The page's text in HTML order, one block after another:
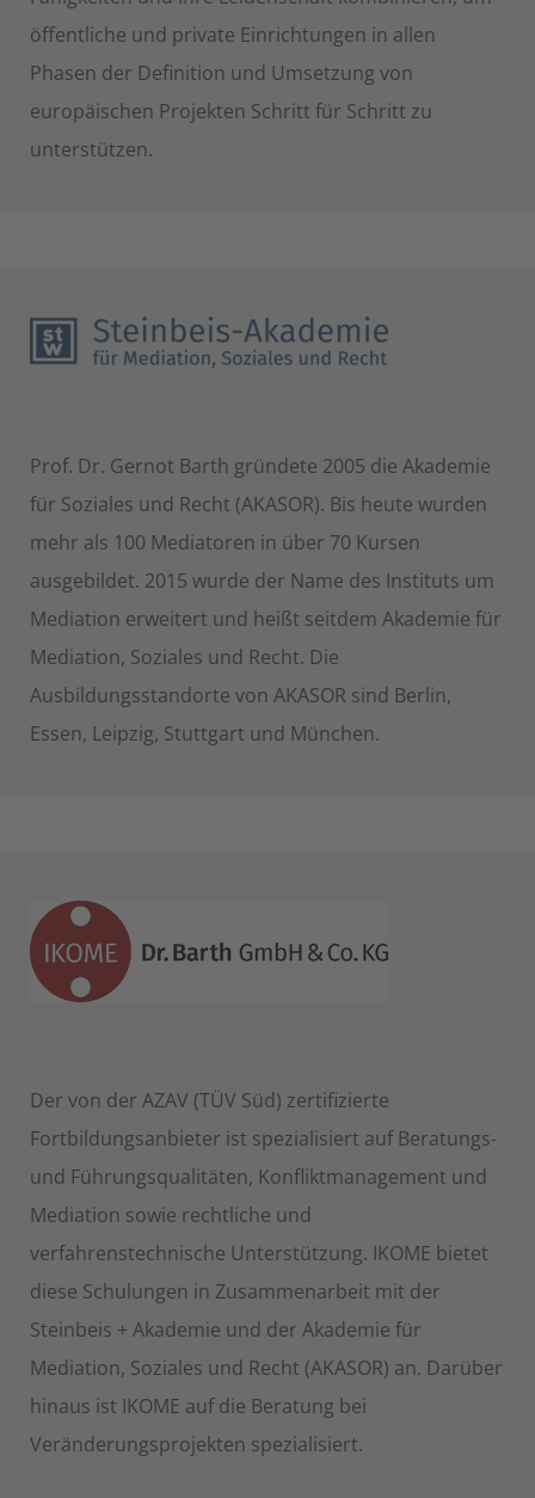
öffentliche und private Einrichtungen in allen
Phasen der Definition und Umsetzung von
europäischen Projekten Schritt für Schritt zu
unterstützen.
Prof. Dr. Gernot Barth gründete 2005 die Akademie
für Soziales und Recht (AKASOR). Bis heute wurden
mehr als 100 Mediatoren in über 70 Kursen
ausgebildet. 2015 wurde der Name des Instituts um
Mediation erweitert und heißt seitdem Akademie für
Mediation, Soziales und Recht. Die
Ausbildungsstandorte von AKASOR sind Berlin,
Essen, Leipzig, Stuttgart und München.
Der von der AZAV (TÜV Süd) zertifizierte
Fortbildungsanbieter ist spezialisiert auf Beratungs-
und Führungsqualitäten, Konfliktmanagement und
Mediation sowie rechtliche und
verfahrenstechnische Unterstützung. IKOME bietet
diese Schulungen in Zusammenarbeit mit der
Steinbeis + Akademie und der Akademie für
Mediation, Soziales und Recht (AKASOR) an. Darüber
hinaus ist IKOME auf die Beratung bei
Veränderungsprojekten spezialisiert.